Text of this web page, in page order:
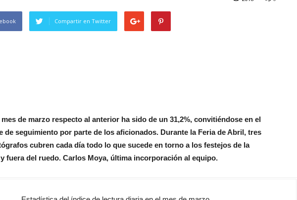
Compartir en Twitter
de marzo respecto al anterior ha sido de un 31,2%, convitiéndose en el
de seguimiento por parte de los aficionados. Durante la Feria de Abril, tres
cubren cada día todo lo que sucede en torno a los festejos de la
fuera del ruedo. Carlos Moya, última incorporación al equipo.